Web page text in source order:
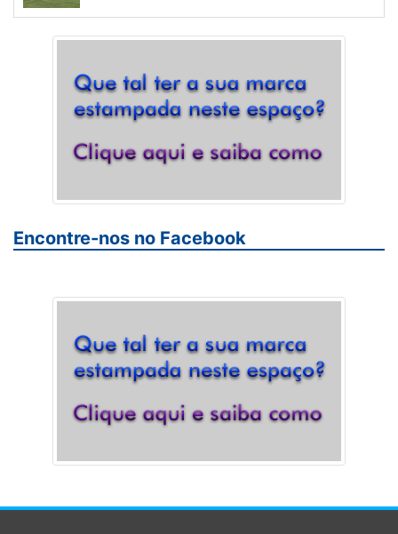
Encontre-nos no Facebook